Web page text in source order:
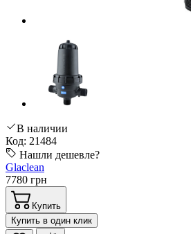
В наличии
Код: 21484
Нашли дешевле?
Glaclean
7780 грн
Купить
Купить в один клик